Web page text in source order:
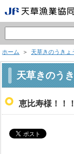
ホーム ＞ 天草きのうきょ
天草きのう
恵比寿様！！！